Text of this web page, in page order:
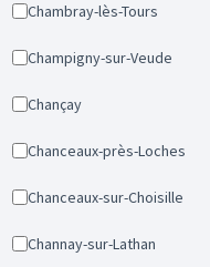
Chambray-lès-Tours
Champigny-sur-Veude
Chançay
Chanceaux-près-Loches
Chanceaux-sur-Choisille
Channay-sur-Lathan